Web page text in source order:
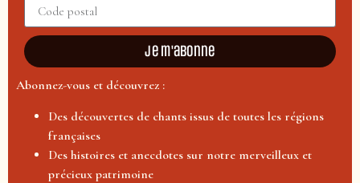
Je m'abonne
Abonnez-vous et découvrez :
Des découvertes de chants issus de toutes les régions
françaises
Des histoires et anecdotes sur notre merveilleux et
précieux patrimoine